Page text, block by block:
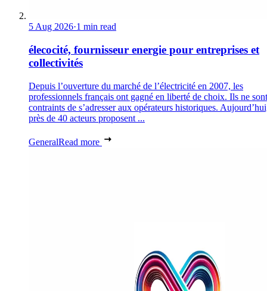
5 Aug 2026·1 min read
élecocité, fournisseur energie pour entreprises et
collectivités
Depuis l’ouverture du marché de l’électricité en 2007, les
professionnels français ont gagné en liberté de choix. Ils ne
contraints de s’adresser aux opérateurs historiques.
près de 40 acteurs proposent ...
GeneralRead more